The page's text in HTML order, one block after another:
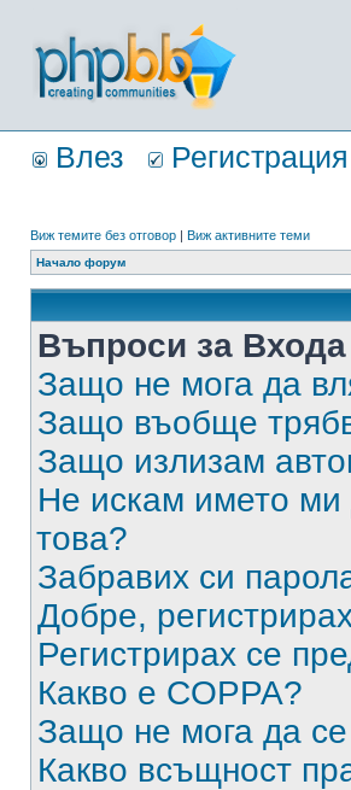
Влез Регистрация
Виж темите без отговор | Виж активните теми
Начало форум
Въпроси за Входа
Защо не мога да
Защо въобще
Защо излизам
Не искам името ми
това?
Забравих си
Добре,
Регистрирах се
Какво е COPPA?
Защо не мога да
Какво всъщност